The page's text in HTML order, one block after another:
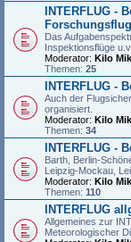
INTERFLUG -
Das
Inspektionsflüge
Moderator: Kilo
Themen: 25
INTERFLUG -
Auch der
organisiert.
Moderator: Kilo
Themen: 34
INTERFLUG -
Barth, Berlin-
Leipzig-Mockau,
Moderator: Kilo
Themen: 110
INTERFLUG
Allgemeines zur
Meteorologischer